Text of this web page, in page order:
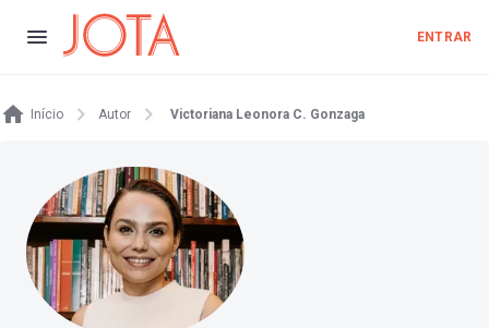
ENTRAR
Início Autor Victoriana Leonora C. Gonzaga